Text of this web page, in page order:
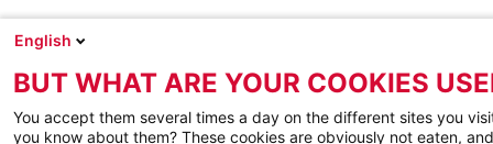
English
BUT WHAT ARE YOUR COOKIES
You accept them several times a day on the different sites you
you know about them? These cookies are obviously not eaten,